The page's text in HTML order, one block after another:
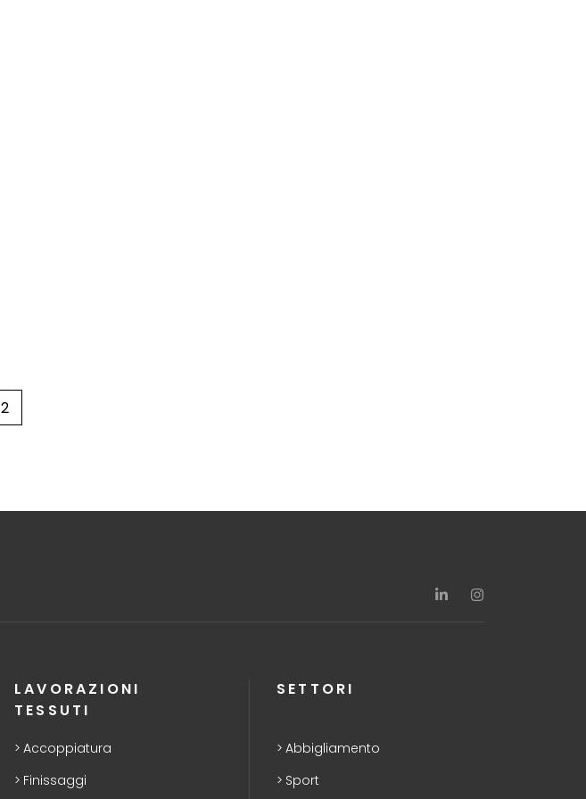
2
LAVORAZIONI
TESSUTI
Accoppiatura
Finissaggi
SETTORI
Abbigliamento
Sport